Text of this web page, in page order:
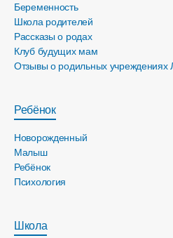
Беременность
Школа родителей
Рассказы о родах
Клуб будущих мам
Отзывы о родильных учреждениях
Ребёнок
Новорожденный
Малыш
Ребёнок
Психология
Школа